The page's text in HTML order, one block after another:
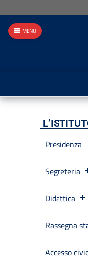
Presidenza
Segreteria
Didattica
Rassegna
Accesso
MENU